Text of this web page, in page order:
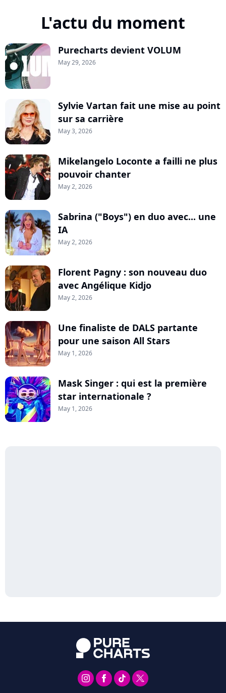
L'actu du moment
Purecharts devient VOLUM
May 29, 2026
Sylvie Vartan fait une mise au point
sur sa carrière
May 3, 2026
Mikelangelo Loconte a failli ne plus
pouvoir chanter
May 2, 2026
Sabrina ("Boys") en duo avec... une
IA
May 2, 2026
Florent Pagny : son nouveau duo
avec Angélique Kidjo
May 2, 2026
Une finaliste de DALS partante
pour une saison All Stars
May 1, 2026
Mask Singer : qui est la première
star internationale ?
May 1, 2026